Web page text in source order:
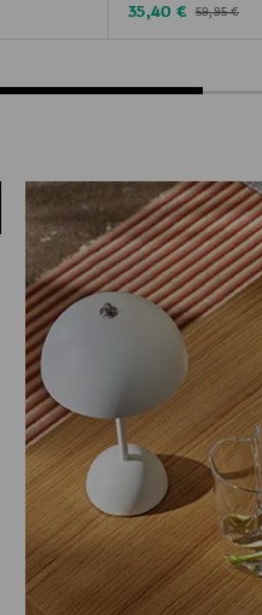
Discounted Price
35,40 € Original Price
59,95 €